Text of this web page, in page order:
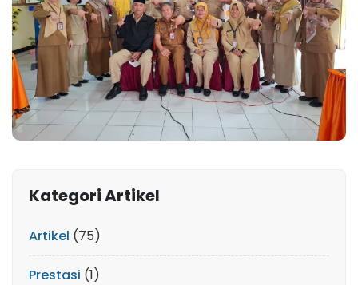
Kategori Artikel
Artikel (75)
Prestasi (1)